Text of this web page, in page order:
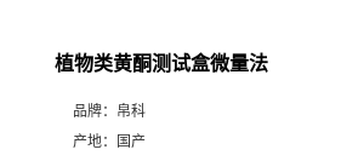
植物类黄酮测试盒微量法
品牌： 帛科
产地：
国产